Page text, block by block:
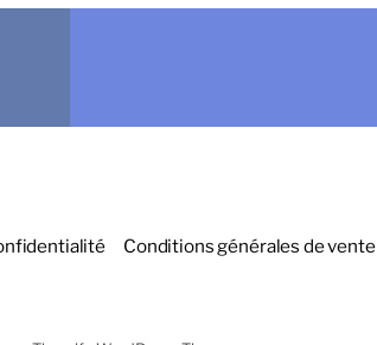
Conditions générales de vente